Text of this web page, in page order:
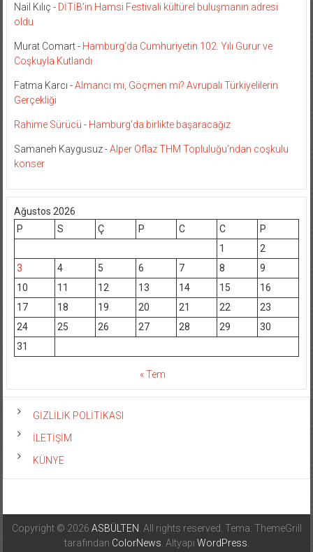
Nail Kılıç - DİTİB’in Hamsi Festivali kültürel buluşmanın adresi
oldu
Murat Comart- Hamburg’da Cumhuriyetin 102. Yılı Gurur ve
Coşkuyla Kutlandı
Fatma Karcı -Almancı mı, Göçmen mi? Avrupalı Türkiyelilerin
Gerçekliği
Rahime Sürücü - Hamburg’da birlikte başaracağız
Samaneh Kaygusuz-Alper Oflaz THM Topluluğu’ndan coşkulu
konser
Ağustos 2026
P
S Ç P C C
P
1
2
3
4 5 6 7 8
9
10
11 12 13 14 15
16
17
18 19 20 21 22
23
24
25 26 27 28 29
30
31
« Tem
GİZLİLİK POLİTİKASI
İLETİŞİM
KÜNYE
Copyright © 2026 ASBÜLTEN . All rights reserved. Tema: ThemeGrill
tarafından ColorNews . Altyapı WordPress